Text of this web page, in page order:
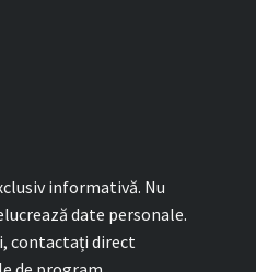
informativă. Nu
date personale.
contactați direct